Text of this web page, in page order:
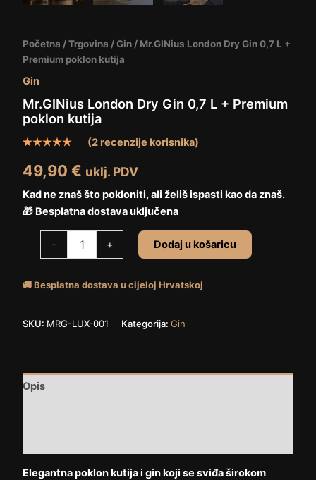
Početna /Trgovina /Gin / Mr.GINius London Dry Gin 0,7 L +
Premium poklon kutija
Gin
Mr.GINius London Dry Gin 0,7 L + Premium
poklon kutija
ocjene:
5.00od
ukupno 5 (
korisnika)
(2recenzije korisnika)
49,90 € uklj. PDV
Kad ne znaš što pokloniti, ali želiš ispasti kao da znaš.
🎁 Besplatna dostava uključena
- + Dodaj u košaricu
🚚 Besplatna dostava u cijeloj Hrvatskoj
SKU: MRG-LUX-001 Kategorija: Gin
Opis
Elegantna poklon kutija i gin koji se sviđa širokom